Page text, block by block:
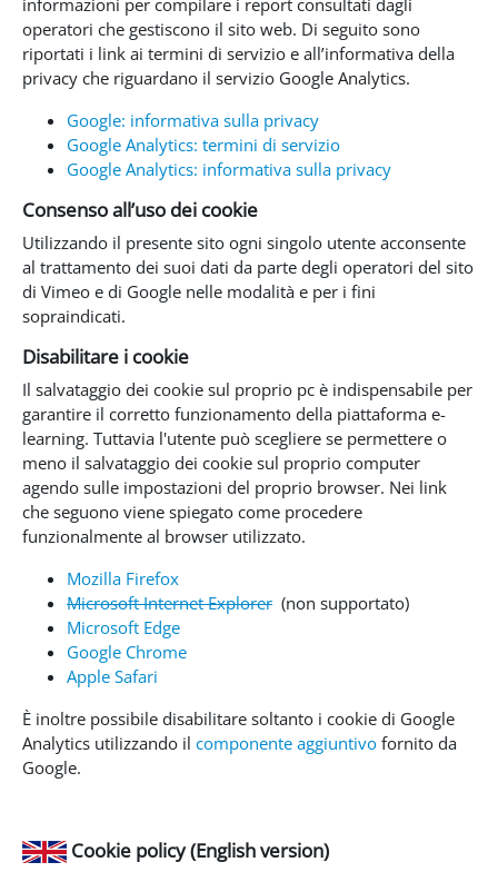
operatori che gestiscono il sito web. Di seguito sono
riportati i link ai termini di servizio e all’informativa della
privacy che riguardano il servizio Google Analytics.
Google: informativa sulla privacy
Google Analytics: termini di servizio
Google Analytics: informativa sulla privacy
Consenso all’uso dei cookie
Utilizzando il presente sito ogni singolo utente acconsente
al trattamento dei suoi dati da parte degli operatori del sito
di Vimeo e di Google nelle modalità e per i fini
sopraindicati.
Disabilitare i cookie
Il salvataggio dei cookie sul proprio pc è indispensabile per
garantire il corretto funzionamento della piattaforma e-
learning. Tuttavia l'utente può scegliere se permettere o
meno il salvataggio dei cookie sul proprio computer
agendo sulle impostazioni del proprio browser. Nei link
che seguono viene spiegato come procedere
funzionalmente al browser utilizzato.
Mozilla Firefox
Microsoft Internet Explorer (non supportato)
Microsoft Edge
Google Chrome
Apple Safari
È inoltre possibile disabilitare soltanto i cookie di Google
Analytics utilizzando il componente aggiuntivo fornito da
Google.
Cookie policy (English version)